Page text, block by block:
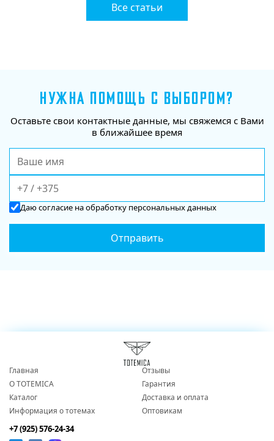
Все статьи
НУЖНА ПОМОЩЬ С ВЫБОРОМ?
Оставьте свои контактные данные, мы свяжемся с Вами
в ближайшее время
Даюсогласие на обработку персональных данных
Главная
О TOTEMICA
Каталог
Информация о тотемах
Отзывы
Гарантия
Доставка и оплата
Оптовикам
+7 (925) 576-24-34